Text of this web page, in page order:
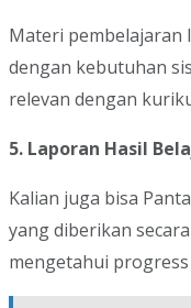
Materi pembelajaran
dengan kebutuhan
relevan dengan
5. Laporan Hasil
Kalian juga bisa
yang diberikan
mengetahui